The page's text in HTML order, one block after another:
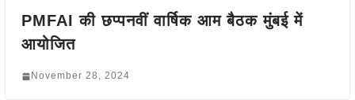
PMFAI की छप्पनवीं वार्षिक आम बैठक मुंबई में
आयोजित
November 28, 2024